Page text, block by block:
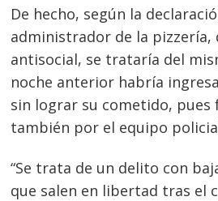
De hecho, según la
administrador de la pizzería,
antisocial, se trataría del
noche anterior habría
sin lograr su cometido, pues
también por el equipo
“Se trata de un delito con
que salen en libertad tras el